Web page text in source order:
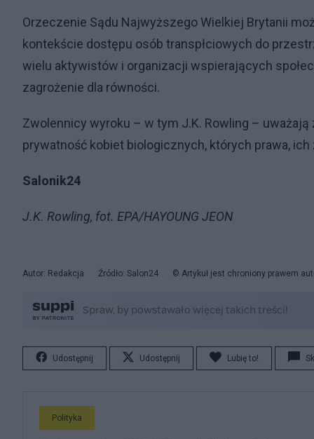
Orzeczenie Sądu Najwyższego Wielkiej Brytanii
kontekście dostępu osób transpłciowych do
wielu aktywistów i organizacji wspierających
zagrożenie dla równości.
Zwolennicy wyroku – w tym J.K. Rowling –
prywatność kobiet biologicznych, których prawa,
Salonik24
J.K. Rowling, fot. EPA/HAYOUNG JEON
Autor: Redakcja Źródło: Salon24 © Artykuł jest chroniony prawem
Udostępnij Udostępnij Lubię to!
Polityka